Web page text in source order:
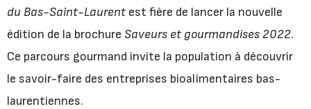
du Bas-Saint-Laurent est fière de lancer la nouvelle
édition de la brochure Saveurs et gourmandises 2022.
Ce parcours gourmand invite la population à découvrir
le savoir-faire des entreprises bioalimentaires bas-
laurentiennes.